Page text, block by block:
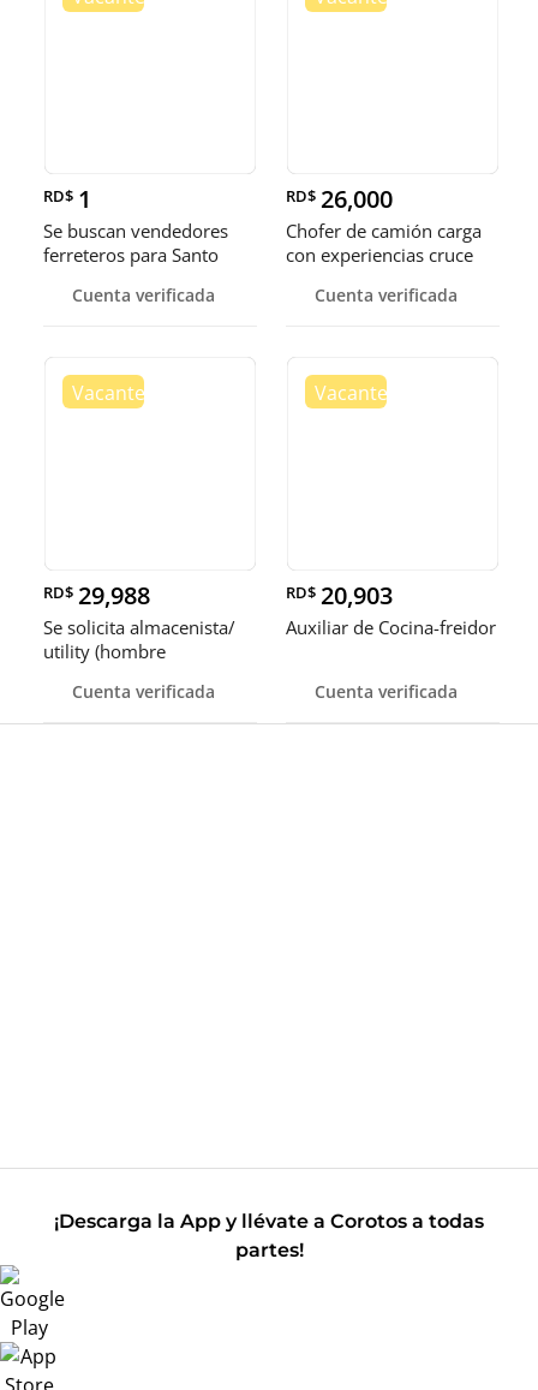
RD$ 1
Se buscan vendedores
ferreteros para Santo
Cuenta verificada
RD$ 26,000
Chofer de camión carga
con experiencias cruce
Cuenta verificada
RD$ 29,988
Se solicita almacenista/
utility (hombre
Cuenta verificada
RD$ 20,903
Auxiliar de Cocina-freidor
Cuenta verificada
¡Descarga la App y llévate a Corotos a todas
partes!